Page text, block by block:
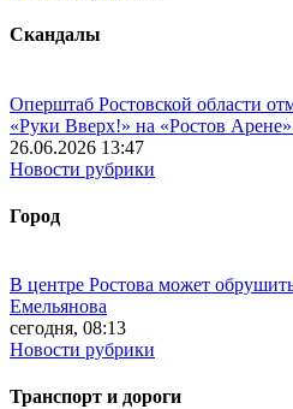
Скандалы
Оперштаб Ростовской области
«Руки Вверх!» на «Ростов
26.06.2026 13:47
Новости рубрики
Город
В центре Ростова может
Емельянова
сегодня, 08:13
Новости рубрики
Транспорт и дороги